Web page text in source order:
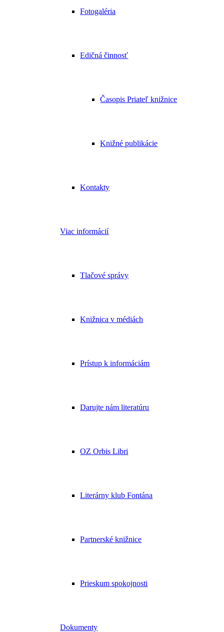
Fotogaléria
Edičná činnosť
Časopis Priateľ knižnice
Knižné publikácie
Kontakty
Viac informácií
Tlačové správy
Knižnica v médiách
Prístup k informáciám
Darujte nám literatúru
OZ Orbis Libri
Literárny klub Fontána
Partnerské knižnice
Prieskum spokojnosti
Dokumenty